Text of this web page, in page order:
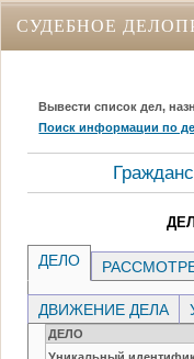
СУДЕБНОЕ
Вывести список дел,
Поиск информации по
ДЕЛО
ДВИЖЕНИЕ ДЕЛА
ДЕЛО